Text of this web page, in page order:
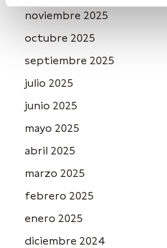
noviembre 2025
octubre 2025
septiembre 2025
julio 2025
junio 2025
mayo 2025
abril 2025
marzo 2025
febrero 2025
enero 2025
diciembre 2024